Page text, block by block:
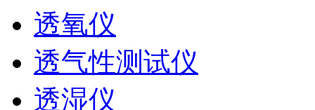
透氧仪
透气性测试仪
透湿仪